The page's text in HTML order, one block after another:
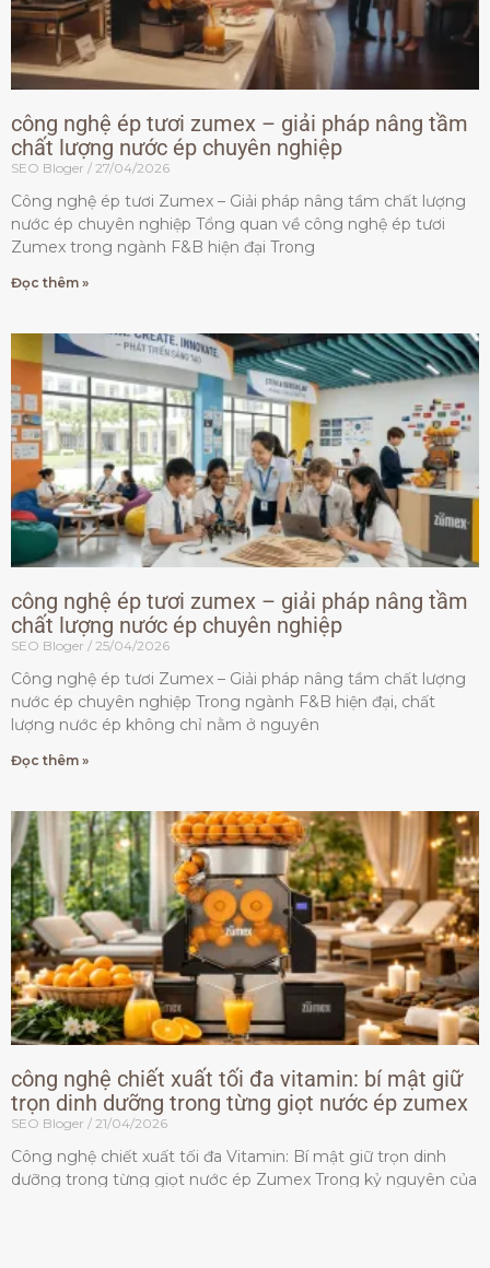
công nghệ ép tươi zumex – giải pháp nâng tầm
chất lượng nước ép chuyên nghiệp
SEO Bloger 27/04/2026
Công nghệ ép tươi Zumex – Giải pháp nâng tầm chất lượng
nước ép chuyên nghiệp Tổng quan về công nghệ ép tươi
Zumex trong ngành F&B hiện đại Trong
Đọc thêm »
công nghệ ép tươi zumex – giải pháp nâng tầm
chất lượng nước ép chuyên nghiệp
SEO Bloger 25/04/2026
Công nghệ ép tươi Zumex – Giải pháp nâng tầm chất lượng
nước ép chuyên nghiệp Trong ngành F&B hiện đại, chất
lượng nước ép không chỉ nằm ở nguyên
Đọc thêm »
công nghệ chiết xuất tối đa vitamin: bí mật giữ
trọn dinh dưỡng trong từng giọt nước ép zumex
SEO Bloger 21/04/2026
Công nghệ chiết xuất tối đa Vitamin: Bí mật giữ trọn dinh
dưỡng trong từng giọt nước ép Zumex Trong kỷ nguyên của